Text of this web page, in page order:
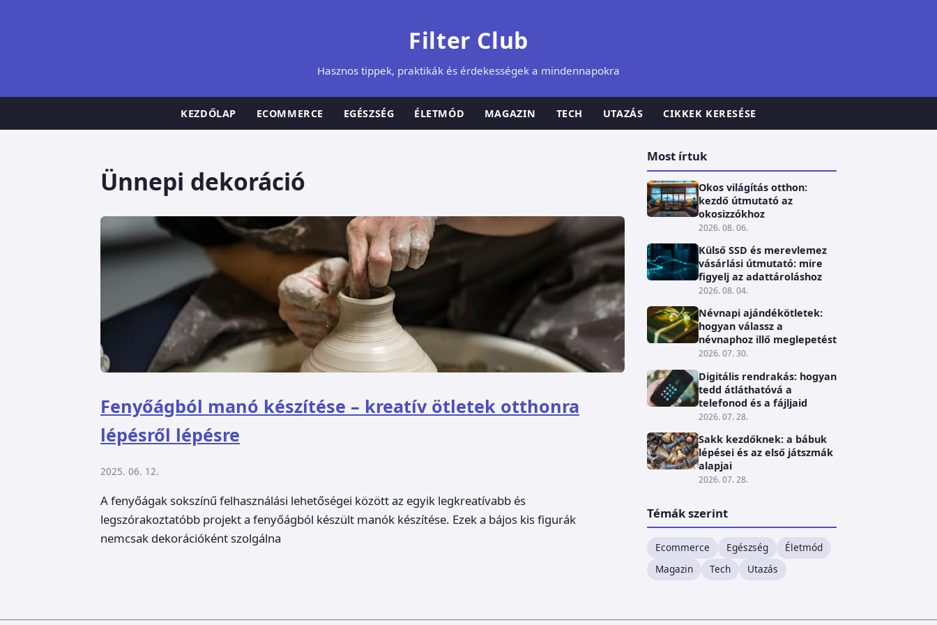
Filter Club
Hasznos tippek, praktikák és érdekességek a mindennapokra
KEZDŐLAP ECOMMERCE EGÉSZSÉG ÉLETMÓD MAGAZIN TECH UTAZÁS CIKKEK KERESÉSE
Ünnepi dekoráció
Fenyőágból manó készítése – kreatív ötletek otthonra
lépésről lépésre
2025. 06. 12.
A fenyőágak sokszínű felhasználási lehetőségei között az egyik legkreatívabb és
legszórakoztatóbb projekt a fenyőágból készült manók készítése. Ezek a bájos kis figurák
nemcsak dekorációként szolgálna
Most írtuk
Okos világítás otthon:
kezdő útmutató az
okosizzókhoz
2026. 08. 06.
Külső SSD és merevlemez
vásárlási útmutató: mire
figyelj az adattároláshoz
2026. 08. 04.
Névnapi ajándékötletek:
hogyan válassz a
névnaphoz illő meglepetést
2026. 07. 30.
Digitális rendrakás: hogyan
tedd átláthatóvá a
telefonod és a fájljaid
2026. 07. 28.
Sakk kezdőknek: a bábuk
lépései és az első játszmák
alapjai
2026. 07. 28.
Témák szerint
Ecommerce Egészség
Életmód
Magazin
Tech Utazás